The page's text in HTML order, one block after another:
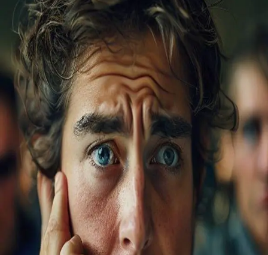
Openinghttps://ademilsoncs.adv.br/